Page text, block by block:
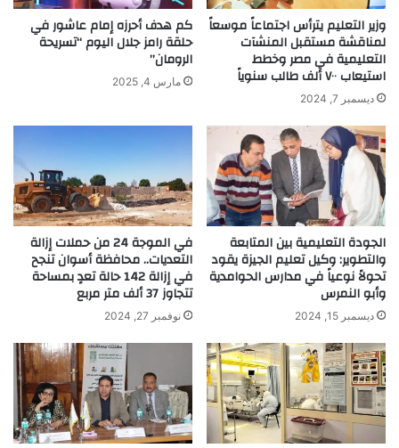
وزير التعليم يترأس اجتماعاً موسعاً
لمناقشة مستقبل المنشآت
التعليمية في مصر وخطط
استيعاب ٧٠٠ ألف طالب سنوياً
ديسمبر 7, 2024
كم هدف أحرزه إمام عاشور في
حلقة رامز جلال اليوم “تسريحة
الرومان”
مارس 4, 2025
الجودة التعليمية بين المتابعة
والتطوير: وكيل تعليم الجيزة يقود
تحولاً نوعياً في مدارس الحوامدية
وأبو النمرس
ديسمبر 15, 2024
في الموجة 24 من حملات إزالة
التعديات.. محافظة أسوان تنجح
في إزالة 142 حالة تعدٍ بمساحة
تتجاوز 37 ألف متر مربع
نوفمبر 27, 2024